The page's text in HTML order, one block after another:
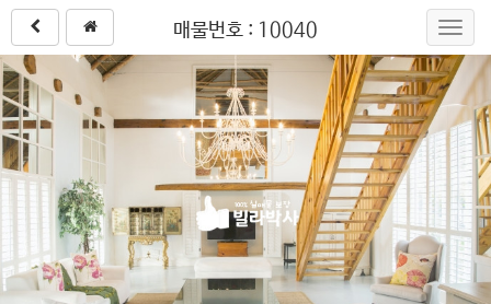
매물번호 : 10040